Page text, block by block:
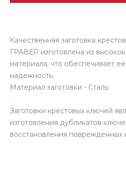
Качественная заготовка
ГРАВЕР изготовлена из
материала, что обеспечивает
надежность.
Материал заготовки - Сталь;
.
Заготовки крестовых ключей
изготовления дубликатов
восстановления